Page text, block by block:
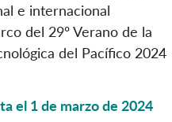
e internacional
del 29ºVerano de la
del Pacífico 2024
el 1 de marzo de 2024